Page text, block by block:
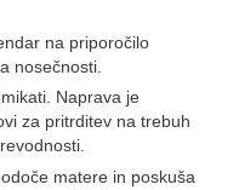
na priporočilo
nosečnosti.
Naprava je
za pritrditev na trebuh
matere in poskuša